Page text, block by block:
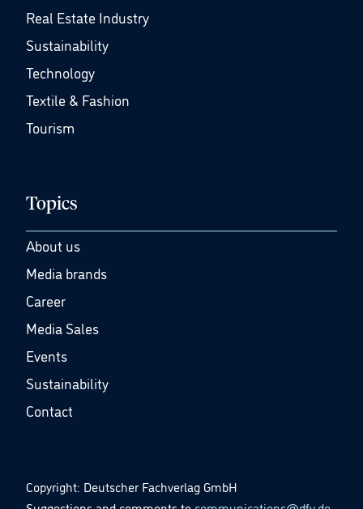
Real Estate Industry
Sustainability
Technology
Textile & Fashion
Tourism
Topics
About us
Media brands
Career
Media Sales
Events
Sustainability
Contact
Copyright: Deutscher Fachverlag GmbH